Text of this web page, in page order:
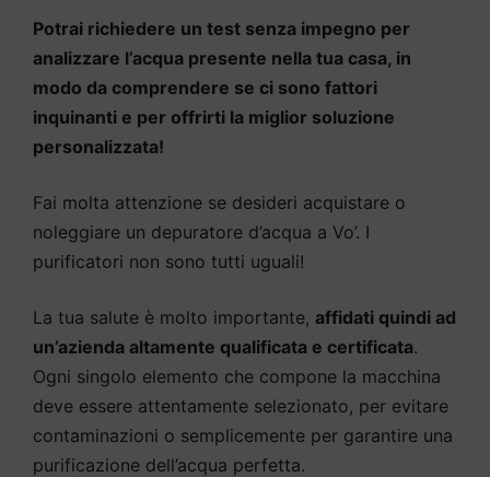
Potrai richiedere un test senza impegno per
analizzare l’acqua presente nella tua casa, in
modo da comprendere se ci sono fattori
inquinanti e per offrirti la miglior soluzione
personalizzata!
Fai molta attenzione se desideri acquistare o
noleggiare un depuratore d’acqua a Vo’. I
purificatori non sono tutti uguali!
La tua salute è molto importante, affidati quindi ad
un’azienda altamente qualificata e certificata.
Ogni singolo elemento che compone la macchina
deve essere attentamente selezionato, per evitare
contaminazioni o semplicemente per garantire una
purificazione dell’acqua perfetta.